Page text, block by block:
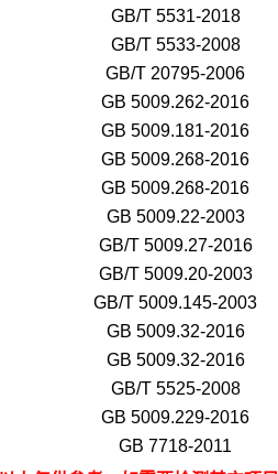
GB/T 5531-2018
GB/T 5533-2008
GB/T 20795-2006
GB 5009.262-2016
GB 5009.181-2016
GB 5009.268-2016
GB 5009.268-2016
GB 5009.22-2003
GB/T 5009.27-2016
GB/T 5009.20-2003
GB/T 5009.145-2003
GB 5009.32-2016
GB 5009.32-2016
GB/T 5525-2008
GB 5009.229-2016
GB 7718-2011